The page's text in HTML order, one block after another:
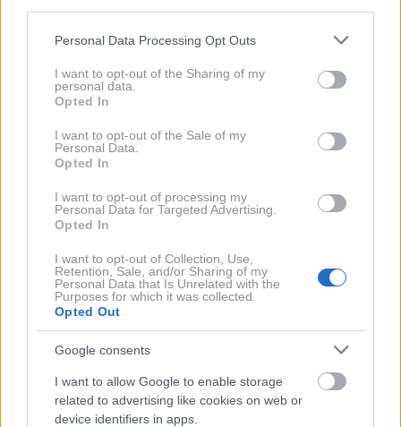
Please note that this website/app uses one or more Google
not limited to your visit or usage behaviour. You may click to
grant or deny consent to Google and its third-party tags to
use your data for below specified purposes in below Google
consent section.
Personal Data Processing Opt Outs
I want to opt-out of the Sharing of my
personal data.
Opted In
I want to opt-out of the Sale of my
Personal Data.
Opted In
I want to opt-out of processing my
Personal Data for Targeted Advertising.
Opted In
I want to opt-out of Collection, Use,
Retention, Sale, and/or Sharing of my
Personal Data that Is Unrelated with the
Purposes for which it was collected.
Opted Out
Google consents
I want to allow Google to enable storage
related to advertising like cookies on web or
device identifiers in apps.
To poletje izbiramo barve, ki z
obraza odštejejo leta
Lepota